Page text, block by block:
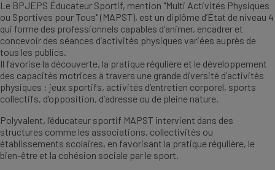
Le BPJEPS Éducateur Sportif, mention "Multi Activités Physiques
ou Sportives pour Tous" (MAPST), est un diplôme d’État de niveau 4
qui forme des professionnels capables d’animer, encadrer et
concevoir des séances d’activités physiques variées auprès de
tous les publics.
Il favorise la découverte, la pratique régulière et le développement
des capacités motrices à travers une grande diversité d’activités
physiques : jeux sportifs, activités d’entretien corporel, sports
collectifs, d’opposition, d’adresse ou de pleine nature.
Polyvalent, l’éducateur sportif MAPST intervient dans des
structures comme les associations, collectivités ou
établissements scolaires, en favorisant la pratique régulière, le
bien-être et la cohésion sociale par le sport.